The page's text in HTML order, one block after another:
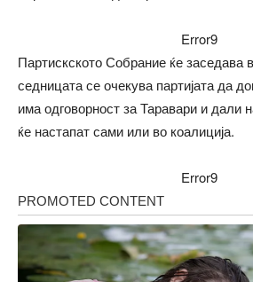
Error9
Партискското Собрание ќе заседава
седницата се очекува партијата да
има одговорност за Таравари и дали
ќе настапат сами или во коалиција.
Error9